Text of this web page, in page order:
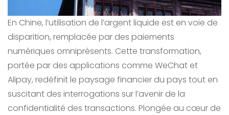
En Chine, l’utilisation de l’argent liquide est en voie de
disparition, remplacée par des paiements
numériques omniprésents. Cette transformation,
portée par des applications comme WeChat et
Alipay, redéfinit le paysage financier du pays tout en
suscitant des interrogations sur l’avenir de la
confidentialité des transactions. Plongée au cœur de